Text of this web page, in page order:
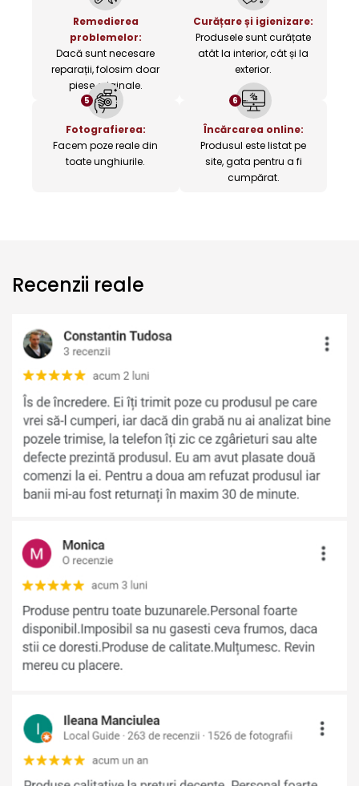
Remedierea
problemelor:
Dacă sunt necesare
reparații, folosim doar
piese originale.
Curățare și igienizare:
Produsele sunt curățate
atât la interior, cât și la
exterior.
5
Fotografierea:
Facem poze reale din
toate unghiurile.
6
Încărcarea online:
Produsul este listat pe
site, gata pentru a fi
cumpărat.
Recenzii reale